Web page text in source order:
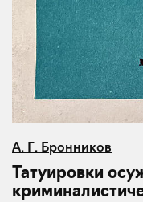
А. Г. Бронников
Татуировки